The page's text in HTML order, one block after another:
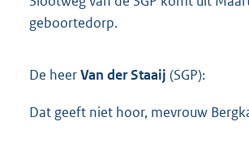
geboortedorp.
De heerVan der Staaij (SGP):
Dat geeft niet hoor, mevrouw